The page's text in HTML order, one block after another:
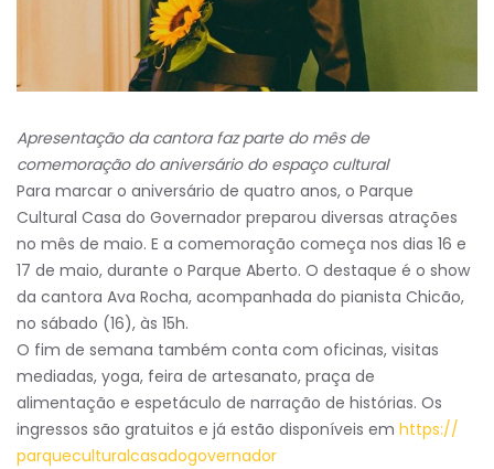
Apresentação da cantora faz parte do mês de
comemoração do aniversário do espaço cultural
Para marcar o aniversário de quatro anos, o Parque
Cultural Casa do Governador preparou diversas atrações
no mês de maio. E a comemoração começa nos dias 16 e
17 de maio, durante o Parque Aberto. O destaque é o show
da cantora Ava Rocha, acompanhada do pianista Chicão,
no sábado (16), às 15h.
O fim de semana também conta com oficinas, visitas
mediadas, yoga, feira de artesanato, praça de
alimentação e espetáculo de narração de histórias. Os
ingressos são gratuitos e já estão disponíveis em https://
parqueculturalcasadogovernador